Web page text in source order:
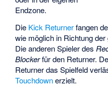
Endzone.
Die Kick Returnerfangen
wie möglich in Richtung
Die anderen Spieler des
Blockerfür den Returner.
Returner das Spielfeld
Touchdownerzielt.